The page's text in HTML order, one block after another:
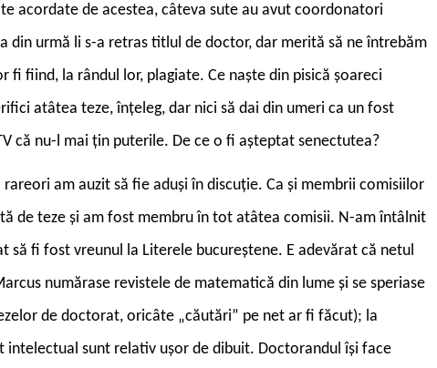
acordate de acestea, câteva sute au avut coordonatori
din urmă li s-a retras titlul de doctor, dar merită să ne întrebăm
fi fiind, la rândul lor, plagiate. Ce naște din pisică șoareci
atâtea teze, înțeleg, dar nici să dai din umeri ca un fost
că nu-l mai țin puterile. De ce o fi așteptat senectutea?
am auzit să fie aduși în discuție. Ca și membrii comisiilor
de teze și am fost membru în tot atâtea comisii. N-am întâlnit
să fi fost vreunul la Literele bucureștene. E adevărat că netul
numărase revistele de matematică din lume și se speriase
de doctorat, oricâte „căutări” pe net ar fi făcut); la
intelectual sunt relativ ușor de dibuit. Doctorandul își face